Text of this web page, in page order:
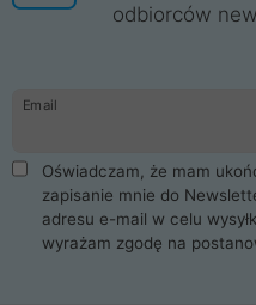
główną w Mirkowie oraz
komunikacja ze sklepem
danych osobowych.
ProLine to czysta
Zaopatrzysz się u nas w
takie jak procesory, karty
dyski SSD, M.2 oraz HDD.
najlepszy zasilacz
Poza komputerami mamy
Smartfony takich
odbiorców
Email
Oświadczam, że mam
zapisanie mnie do
adresu e-mail w celu
wyrażam zgodę na